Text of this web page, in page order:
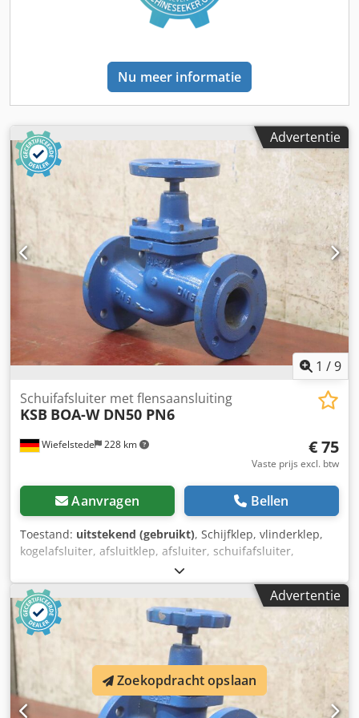
Nu meer informatie
Advertentie
1 /9
Wiefelstede 228 km
Schuifafsluiter met flensaansluiting
KSB BOA-W DN50 PN6
€ 75
Vaste prijs excl. btw
Aanvragen Bellen
Toestand: uitstekend (gebruikt), Schijfklep, vlinderklep,
kogelafsluiter, afsluitklep, afsluiter, schuifafsluiter,
membraanklep, membraan-afsluiter, flensafsluiter
Crjdperp Ikrofx Am Ajf - Fabrikant: KSB, schuifafsluiter
afsluiter type BOA-W - Aansluiting: DN 50 PN 6 - Aantal: 3
kleppen beschikbaar - Prijs: per stuk - Afmetingen:
230/140/H260 mm - Gewicht: 8,6 kg/stuk
Advertentie
Zoekopdracht opslaan